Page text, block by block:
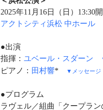
2025年11月16日（日）13:30
アクトシティ浜松 中ホール
●出演
指揮： ユベール・スダーン
ピアノ： 田村響* ▼メッセージ
●プログラム
ラヴェル／組曲「クープラン